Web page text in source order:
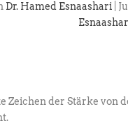
Dr. Hamed Esnaashari
Zeichen der Stärke von